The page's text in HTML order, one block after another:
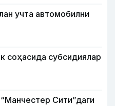
учта автомобилни
соҳасида субсидиялар
Сити”даги